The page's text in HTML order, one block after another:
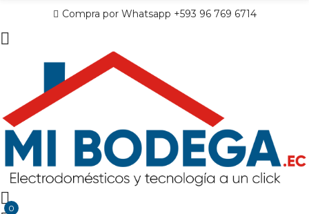
Compra por Whatsapp +593 96 769 6714
0